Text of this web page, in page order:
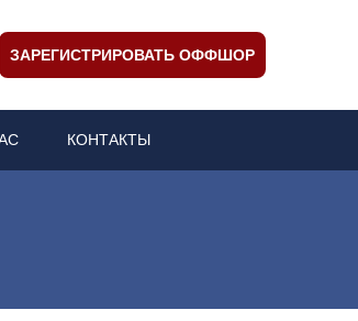
ЗАРЕГИСТРИРОВАТЬ ОФФШОР
КОНТАКТЫ